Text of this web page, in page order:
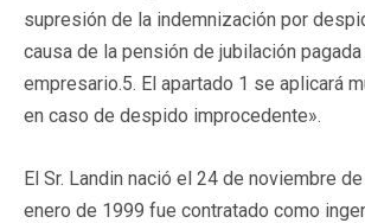
supresión de la indemnización por
causa de la pensión de jubilación
empresario.5. El apartado 1 se aplicará
en caso de despido improcedente».
El Sr. Landin nació el 24 de noviembre
enero de 1999 fue contratado como